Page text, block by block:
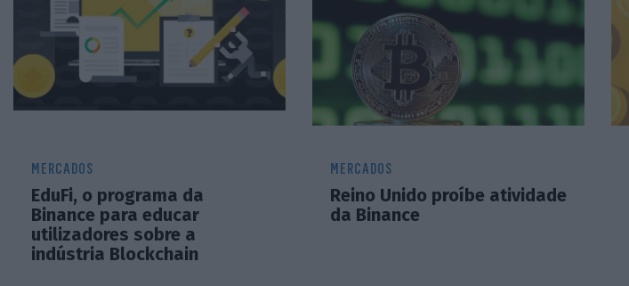
MERCADOS
EduFi, o programa da
Binance para educar
utilizadores sobre a
indústria Blockchain
MERCADOS
Reino Unido proíbe atividade
da Binance